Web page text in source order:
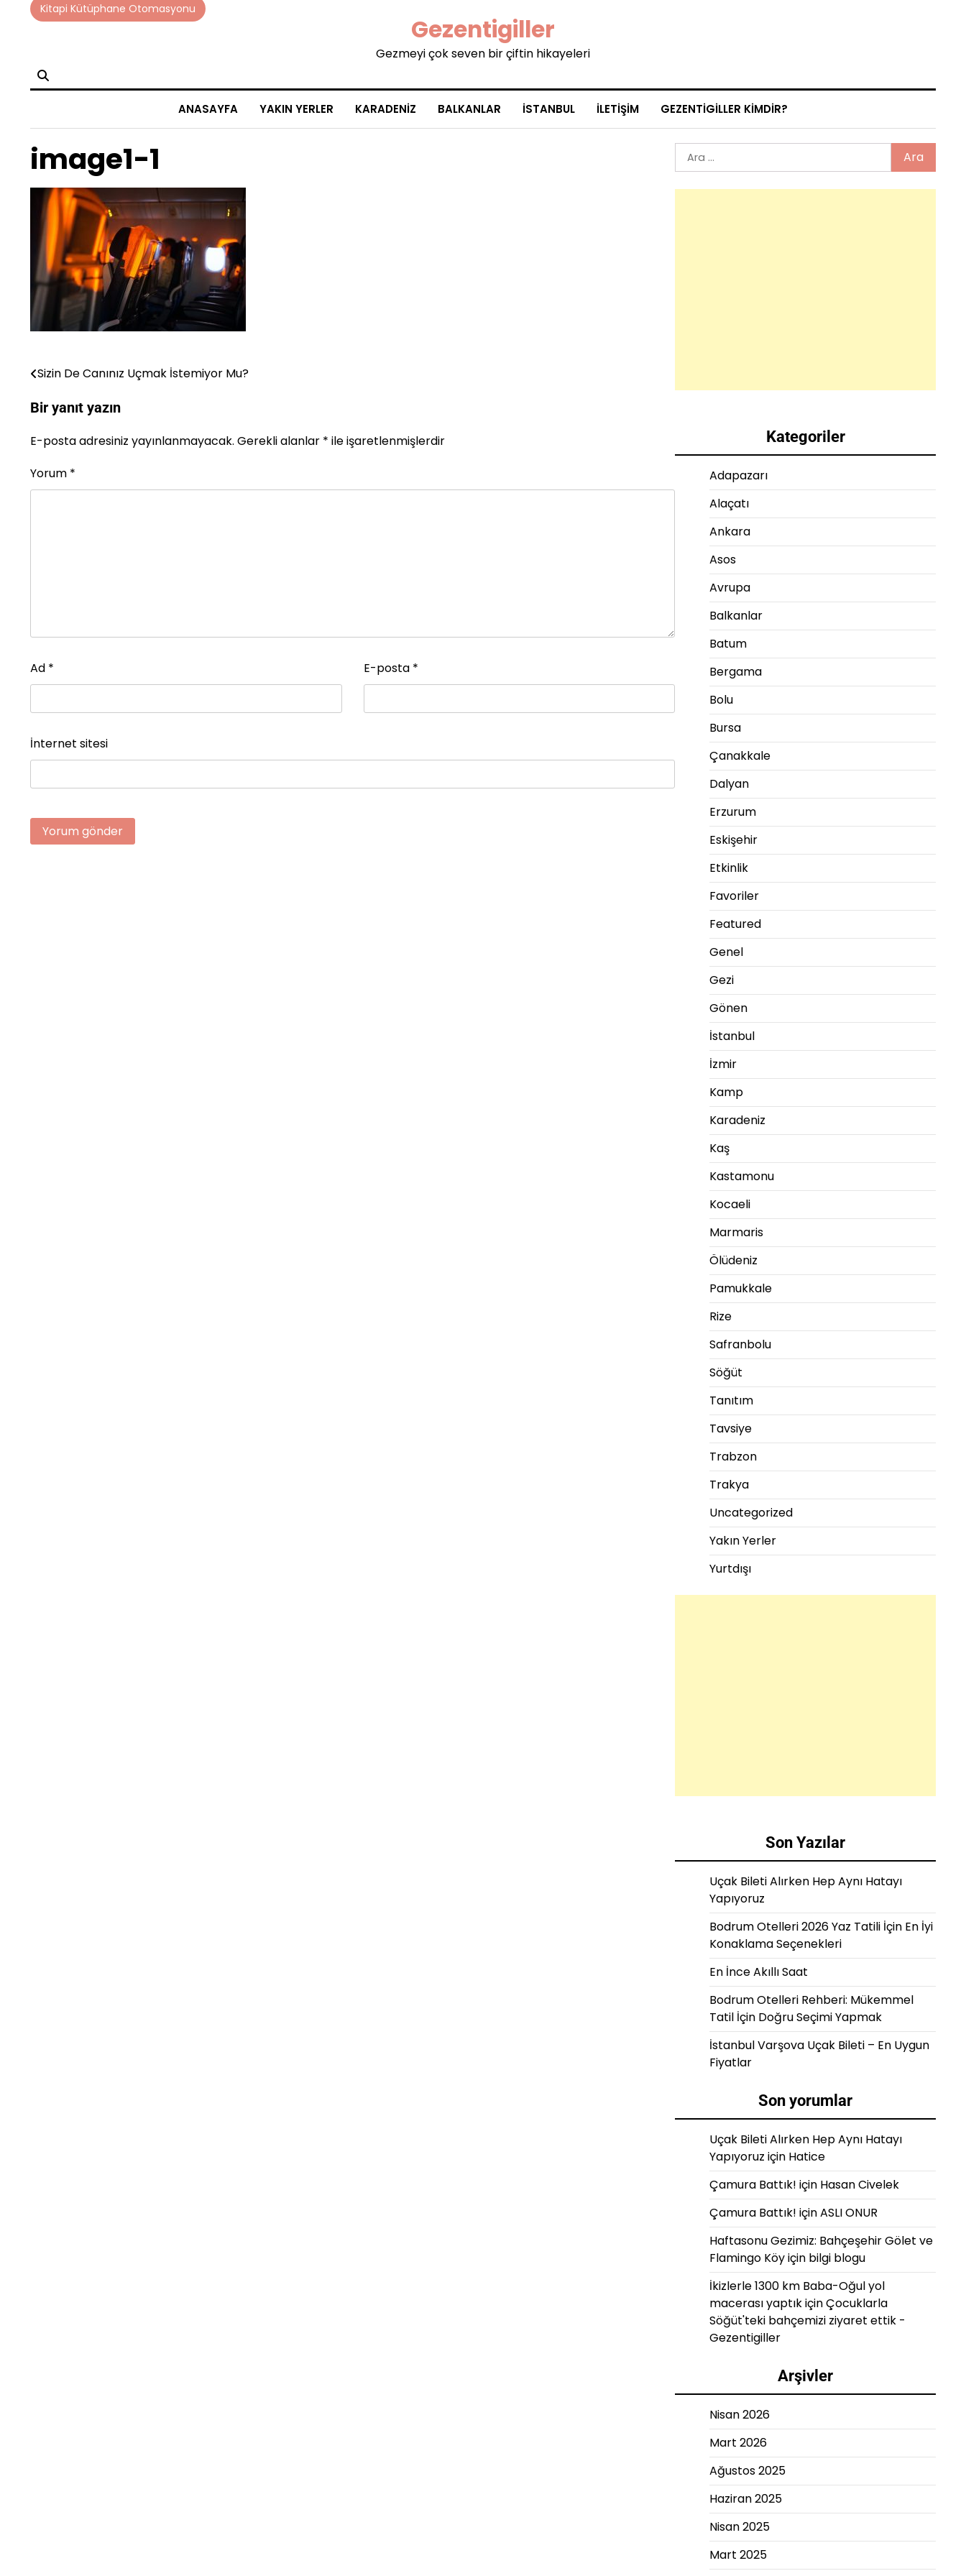
Kitapi Kütüphane Otomasyonu
Gezentigiller
Gezmeyi çok seven bir çiftin hikayeleri
ANASAYFA YAKIN YERLER KARADENIZ BALKANLAR İSTANBUL İLETIŞIM GEZENTIGILLER KIMDIR?
image1-1
Yazı
gezinmesi
Sizin De Canınız Uçmak İstemiyor Mu?
Bir yanıt yazın
E-posta adresiniz yayınlanmayacak. Gerekli alanlar * ile işaretlenmişlerdir
Yorum *
Ad * E-posta *
İnternet sitesi
Arama:
Kategoriler
Adapazarı
Alaçatı
Ankara
Asos
Avrupa
Balkanlar
Batum
Bergama
Bolu
Bursa
Çanakkale
Dalyan
Erzurum
Eskişehir
Etkinlik
Favoriler
Featured
Genel
Gezi
Gönen
İstanbul
İzmir
Kamp
Karadeniz
Kaş
Kastamonu
Kocaeli
Marmaris
Ölüdeniz
Pamukkale
Rize
Safranbolu
Söğüt
Tanıtım
Tavsiye
Trabzon
Trakya
Uncategorized
Yakın Yerler
Yurtdışı
Son Yazılar
Uçak Bileti Alırken Hep Aynı Hatayı
Yapıyoruz
Bodrum Otelleri 2026 Yaz Tatili İçin En İyi
Konaklama Seçenekleri
En İnce Akıllı Saat
Bodrum Otelleri Rehberi: Mükemmel
Tatil İçin Doğru Seçimi Yapmak
İstanbul Varşova Uçak Bileti – En Uygun
Fiyatlar
Son yorumlar
Uçak Bileti Alırken Hep Aynı Hatayı
Yapıyoruz için Hatice
Çamura Battık! için Hasan Civelek
Çamura Battık! içinASLI ONUR
Haftasonu Gezimiz: Bahçeşehir Gölet ve
Flamingo Köyiçin bilgi blogu
İkizlerle 1300 km Baba-Oğul yol
macerası yaptıkiçinÇocuklarla
Söğüt'teki bahçemizi ziyaret ettik -
Gezentigiller
Arşivler
Nisan 2026
Mart 2026
Ağustos 2025
Haziran 2025
Nisan 2025
Mart 2025